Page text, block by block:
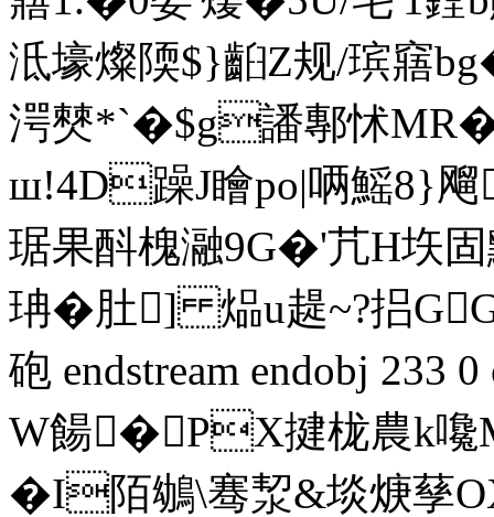
泜壕燦陾$}齨Z规/瑸窹
湂僰*`�$g譒鄟怵
ш!4D躁J瞺po|唡鰩8}
琚果酙槐瀜9G�'芁Η垁
珃�肚] 煰u趧~?捛
砲 endstream endobj
W餳�PX揵栊農k
�I陌鴢\骞洯&埮焿孶